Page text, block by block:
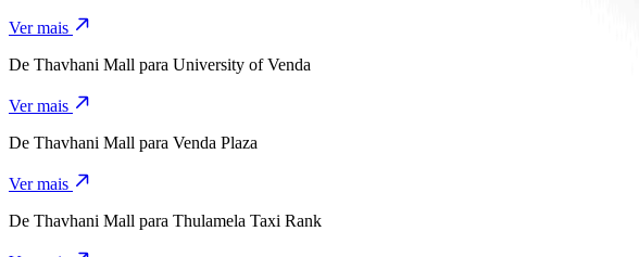
Ver mais
De Thavhani Mall para University of Venda
Ver mais
De Thavhani Mall para Venda Plaza
Ver mais
De Thavhani Mall para Thulamela Taxi Rank